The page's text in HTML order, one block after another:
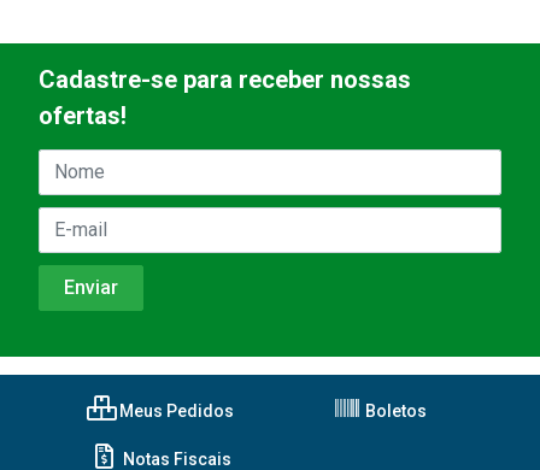
Cadastre-se para receber nossas
ofertas!
Meus Pedidos Boletos
Notas Fiscais